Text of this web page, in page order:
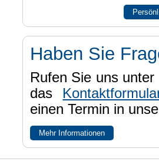
Haben Sie
Rufen Sie uns
das
einen Termin in
Mehr Informationen